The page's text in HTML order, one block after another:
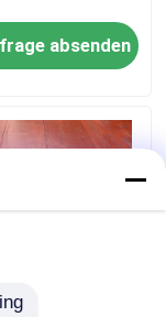
absenden